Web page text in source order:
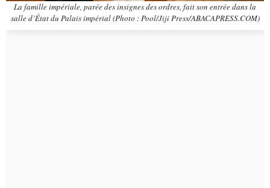
La famille impériale, parée des insignes des ordres, fait son entrée dans la
salle d’État du Palais impérial (Photo : Pool/Jiji Press/ABACAPRESS.COM)